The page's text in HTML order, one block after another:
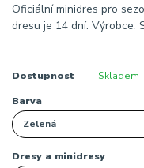
Oficiální minidres pro
dresu je 14 dní. Výrobce:
Dostupnost Skladem
Barva
Dresy a minidresy